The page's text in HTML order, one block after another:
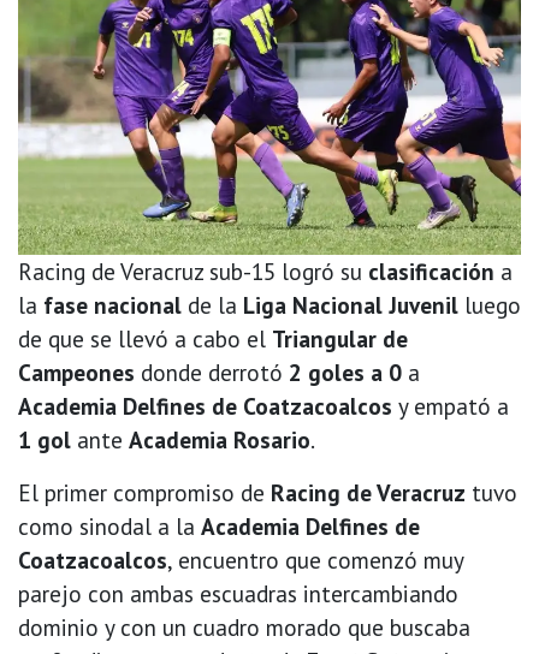
Racing de Veracruz sub-15 logró su clasificación a
la fase nacional de la Liga Nacional Juvenil luego
de que se llevó a cabo el Triangular de
Campeones donde derrotó 2 goles a 0 a
Academia Delfines de Coatzacoalcos y empató a
1 gol ante Academia Rosario.
El primer compromiso de Racing de Veracruz tuvo
como sinodal a la Academia Delfines de
Coatzacoalcos, encuentro que comenzó muy
parejo con ambas escuadras intercambiando
dominio y con un cuadro morado que buscaba